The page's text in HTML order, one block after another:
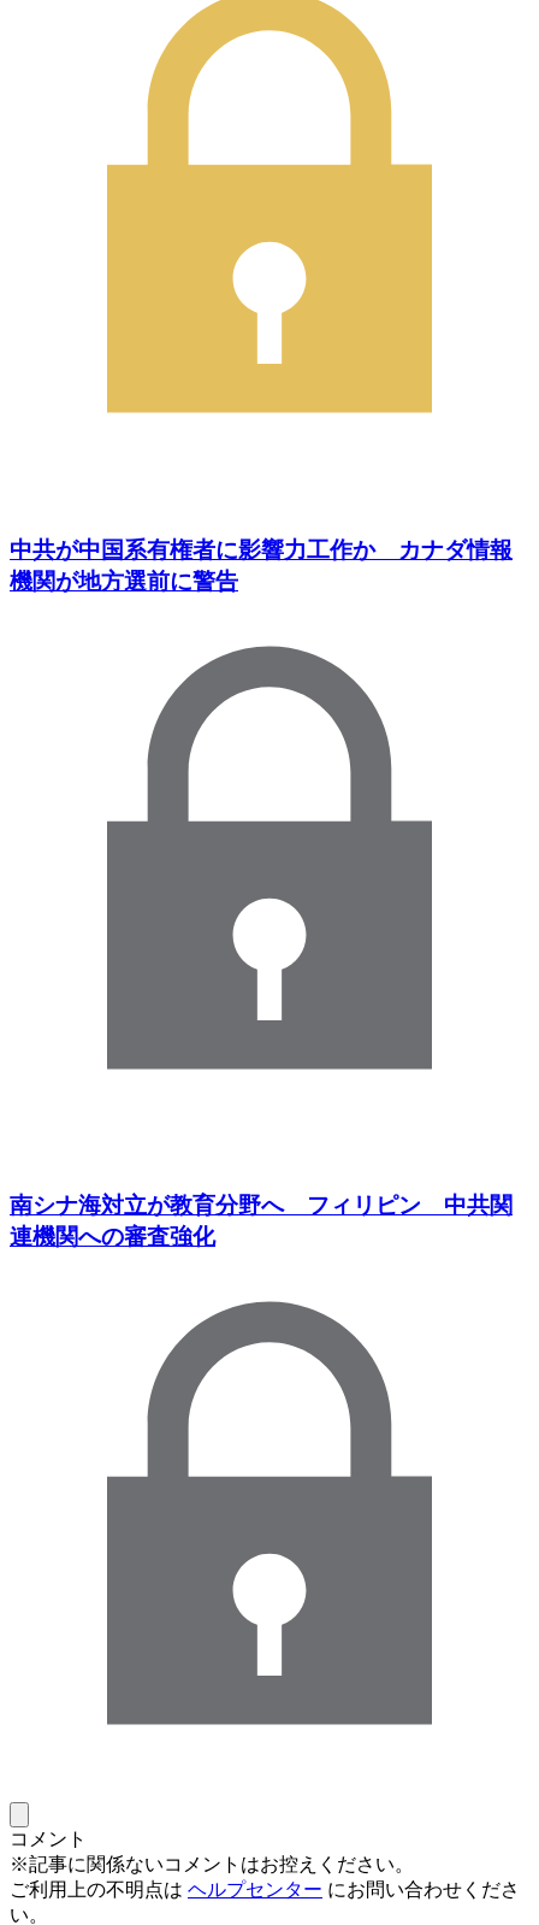
中共が中国系有権者に影響力工作か カナダ情報
機関が地方選前に警告
南シナ海対立が教育分野へ フィリピン 中共関
連機関への審査強化
コメント
※記事に関係ないコメントはお控えください。
ご利用上の不明点は ヘルプセンター にお問い合わせくださ
い。